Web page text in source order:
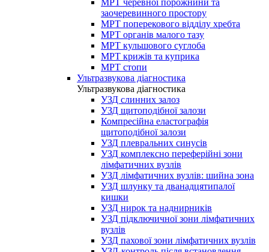
МРТ черевної порожнини та
заочеревинного простору
МРТ поперекового відділу хребта
МРТ органів малого тазу
МРТ кульшового суглоба
МРТ крижів та куприка
МРТ стопи
Ультразвукова діагностика
Ультразвукова діагностика
УЗД слинних залоз
УЗД щитоподібної залози
Компресійна еластографія
щитоподібної залози
УЗД плевральних синусів
УЗД комплексно переферійні зони
лімфатичних вузлів
УЗД лімфатичних вузлів: шийна зона
УЗД шлунку та дванадцятипалої
кишки
УЗД нирок та наднирників
УЗД підключичної зони лімфатичних
вузлів
УЗД пахової зони лімфатичних вузлів